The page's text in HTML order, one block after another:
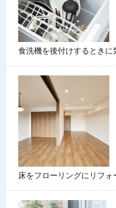
食洗機を後付けするときに
床をフローリングにリフォ